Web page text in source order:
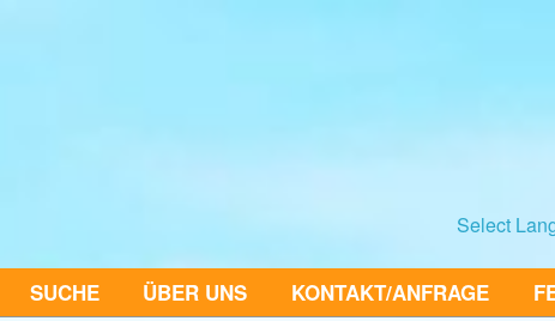
Select
SUCHE ÜBER UNS KONTAKT/ANFRAGE